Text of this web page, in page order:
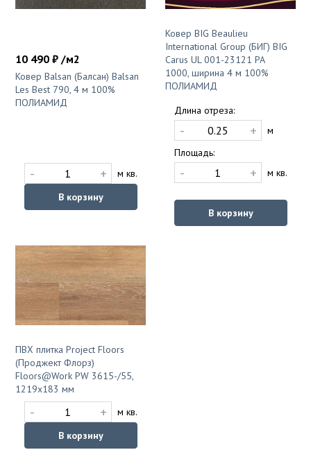
10 490 ₽ /м2
Ковер Balsan (Балсан) Balsan
Les Best 790, 4 м 100%
ПОЛИАМИД
- +
м кв.
В корзину
Ковер BIG Beaulieu
International Group (БИГ) BIG
Carus UL 001-23121 PA
1000, ширина 4 м 100%
ПОЛИАМИД
Длина отреза:
- +
м
Площадь:
- + м кв.
В корзину
ПВХ плитка Project Floors
(Проджект Флорз)
Floors@Work PW 3615-/55,
1219x183 мм
- +
м кв.
В корзину